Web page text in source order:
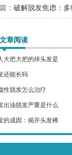
： 破解脱发焦虑：
章阅读
大把大把的掉头发是
还能长吗
性脱发怎么治疗
出油脱发严重是什么
的成因：揭开头发稀